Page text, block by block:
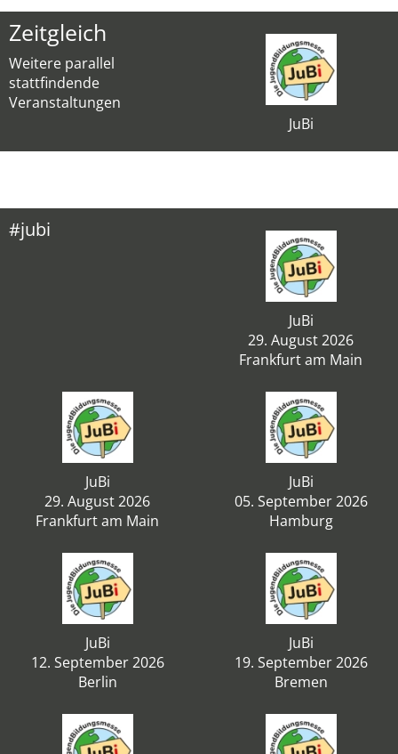
Zeitgleich
Weitere parallel
stattfindende
Veranstaltungen
JuBi
#jubi
JuBi
29. August 2026
Frankfurt am Main
JuBi
29. August 2026
Frankfurt am Main
JuBi
05. September 2026
Hamburg
JuBi
12. September 2026
Berlin
JuBi
19. September 2026
Bremen